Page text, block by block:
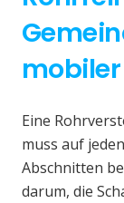
Eine
muss auf
Abschnitten
darum, die